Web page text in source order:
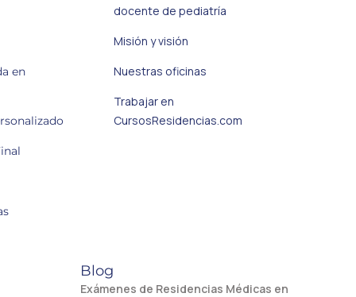
en
docente de pediatría
Misión y visión
Nuestras oficinas
Trabajar en
CursosResidencias.com
Blog
Exámenes de Residencias Médicas en